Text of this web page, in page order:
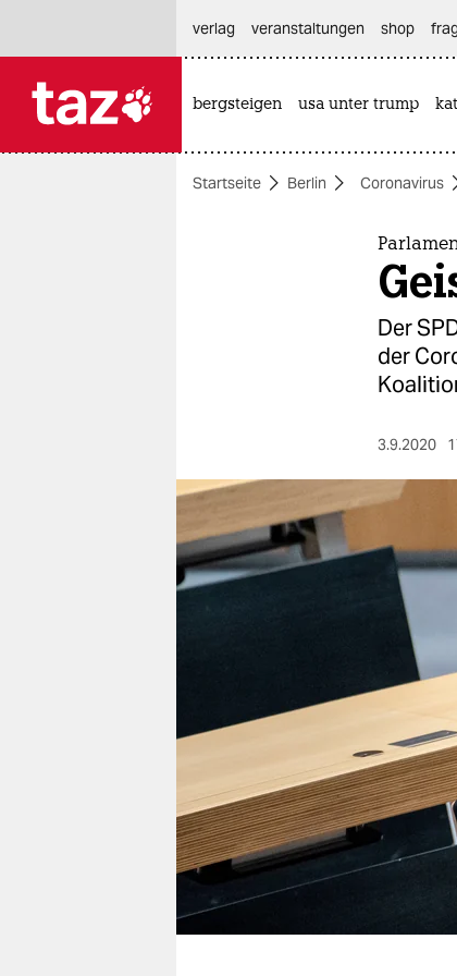
themen
berlin
nord
wahrheit
veranstaltungen
fragen & hilfe
unterstützen
abo
genossenschaft
verlag
veranstaltungen shop
bergsteigen usa unter trump
Startseite Berlin Coronavirus
Der
der
3.9.2020